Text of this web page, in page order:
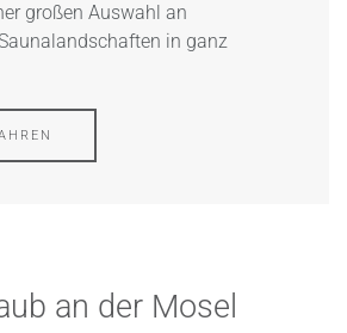
großen Auswahl an
in ganz
an der Mosel